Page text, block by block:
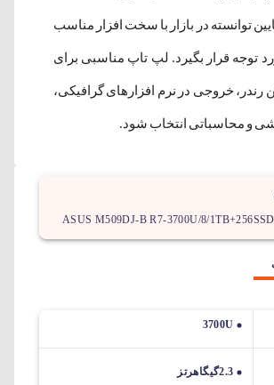
توانسته در بازار با سخت افزار مناسب
توجه قرار بگیرد. لپ تاپ مناسبی برای
رندر، خروجی در نرم افزارهای گرافیکی،
و محاسباتی انتخاب شود.
ASUS M509DJ-B R7-3700U/8/
3700U
2.3گیگاهرتز